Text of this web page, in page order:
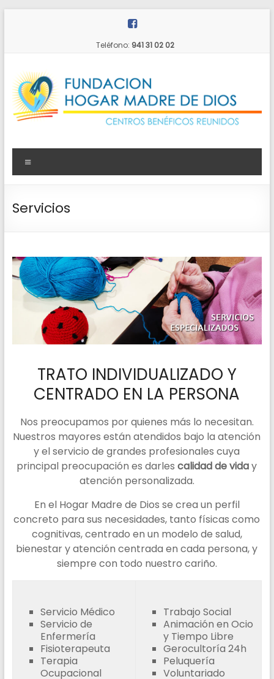
Teléfono: 941 31 02 02
Fundación
Hogar
Madre
de
Centros
Benéficos
Reunidos
Servicios
TRATO INDIVIDUALIZADO Y
CENTRADO EN LA PERSONA
Nos preocupamos por quienes más lo necesitan.
Nuestros mayores están atendidos bajo la atención
y el servicio de grandes profesionales cuya
principal preocupación es darlescalidad de viday
atención personalizada.
En el Hogar Madre de Dios se crea un perfil
concreto para sus necesidades, tanto físicas como
cognitivas, centrado en un modelo de salud,
bienestar y atención centrada en cada persona, y
siempre con todo nuestro cariño.
Servicio Médico
Servicio de
Enfermería
Fisioterapeuta
Terapia
Ocupacional
Trabajo Social
Animación en Ocio
y Tiempo Libre
Gerocultoría 24h
Peluquería
Voluntariado